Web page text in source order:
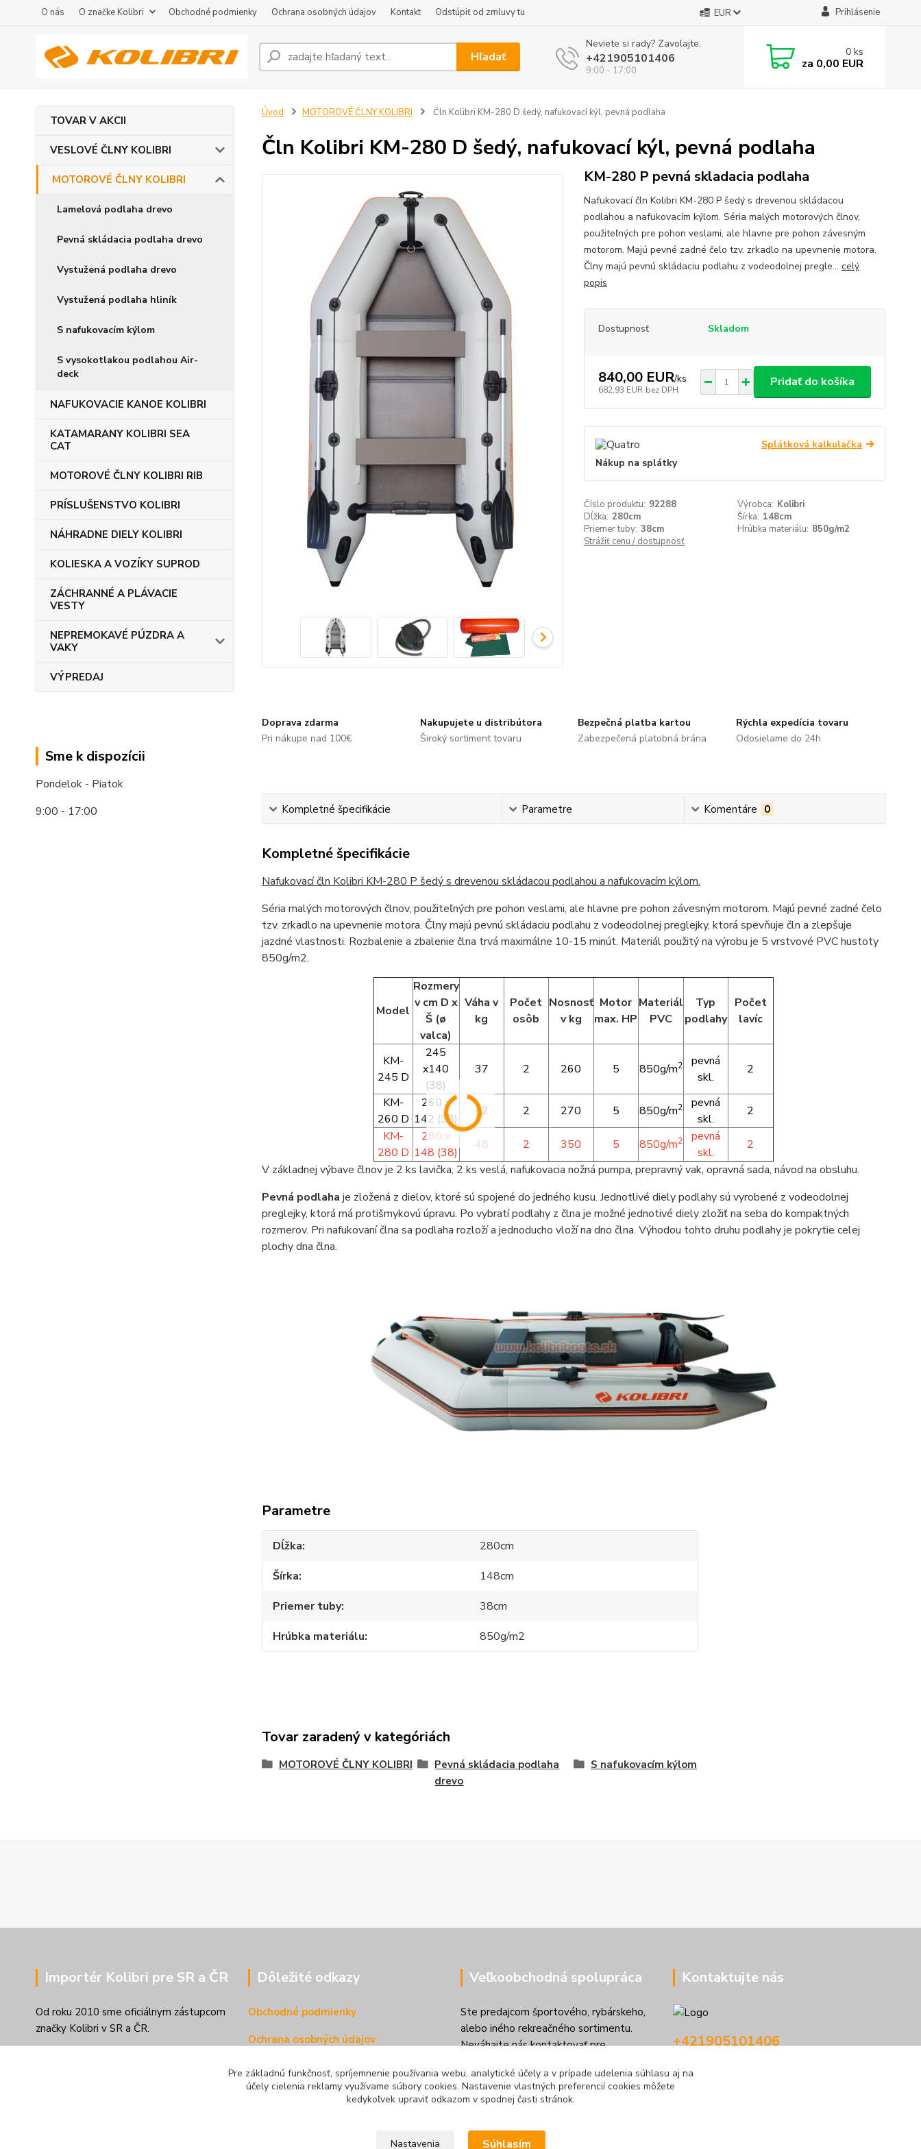
O nás O značke Kolibri Obchodné podmienky Ochrana osobných údajov Kontakt Odstúpiť od zmluvy tu EUR Prihlásenie
Hľadať
Neviete si rady? Zavolajte.
+421905101406
9:00 - 17:00
0 ks
za 0,00 EUR
TOVAR V AKCII
VESLOVÉ ČLNY KOLIBRI
MOTOROVÉ ČLNY KOLIBRI
Lamelová podlaha drevo
Pevná skládacia podlaha drevo
Vystužená podlaha drevo
Vystužená podlaha hliník
S nafukovacím kýlom
S vysokotlakou podlahou Air-
deck
NAFUKOVACIE KANOE KOLIBRI
KATAMARANY KOLIBRI SEA
CAT
MOTOROVÉ ČLNY KOLIBRI RIB
PRÍSLUŠENSTVO KOLIBRI
NÁHRADNE DIELY KOLIBRI
KOLIESKA A VOZÍKY SUPROD
ZÁCHRANNÉ A PLÁVACIE
VESTY
NEPREMOKAVÉ PÚZDRA A
VAKY
VÝPREDAJ
Sme k dispozícii
Pondelok - Piatok
9:00 - 17:00
Úvod MOTOROVÉ ČLNY KOLIBRI Čln Kolibri KM-280 D šedý, nafukovací kýl, pevná podlaha
Čln Kolibri KM-280 D šedý, nafukovací kýl, pevná podlaha
KM-280 P pevná skladacia podlaha
Nafukovací čln Kolibri KM-280 P šedý s drevenou skládacou
podlahou a nafukovacím kýlom. Séria malých motorových člnov,
použiteľných pre pohon veslami, ale hlavne pre pohon závesným
motorom. Majú pevné zadné čelo tzv. zrkadlo na upevnenie motora.
Člny majú pevnú skládaciu podlahu z vodeodolnej pregle... celý
popis
Dostupnosť Skladom
840,00 EUR/ks
682,93 EUR bez DPH
Pridať do košíka
Splátková kalkulačka
Nákup na splátky
Číslo produktu: 92288 Výrobca: Kolibri
Dĺžka: 280cm Šírka: 148cm
Priemer tuby: 38cm Hrúbka materiálu: 850g/m2
Strážiť cenu / dostupnosť
Doprava zdarma
Pri nákupe nad 100€
Nakupujete u distribútora
Široký sortiment tovaru
Bezpečná platba kartou
Zabezpečená platobná brána
Rýchla expedícia tovaru
Odosielame do 24h
Kompletné špecifikácie Parametre Komentáre 0
Kompletné špecifikácie
Nafukovací čln Kolibri KM-280 P šedý s drevenou skládacou podlahou a nafukovacím kýlom.
Séria malých motorových člnov, použiteľných pre pohon veslami, ale hlavne pre pohon závesným motorom. Majú pevné zadné čelo
tzv. zrkadlo na upevnenie motora. Člny majú pevnú skládaciu podlahu z vodeodolnej preglejky, ktorá spevňuje čln a zlepšuje
jazdné vlastnosti. Rozbalenie a zbalenie člna trvá maximálne 10-15 minút. Materiál použitý na výrobu je 5 vrstvové PVC hustoty
850g/m2.
Model
Rozmery
v cm D x
Š (ø
valca)
Váha v
kg
Počet
osôb
Nosnosť
v kg
Motor
max. HP
Materiál
PVC
Typ
podlahy
Počet
lavíc
KM-
245 D
245
x140
(38)
37 2 260 5 850g/m2
pevná
skl.
2
KM-
260 D
260 x
142 (38)
42 2 270 5 850g/m2
pevná
skl.
2
KM-
280 D
280 x
148 (38)
48 2 350 5 850g/m2
pevná
skl.
2
V základnej výbave člnov je 2 ks lavička, 2 ks veslá, nafukovacia nožná pumpa, prepravný vak, opravná sada, návod na obsluhu.
Pevná podlaha je zložená z dielov, ktoré sú spojené do jedného kusu. Jednotlivé diely podlahy sú vyrobené z vodeodolnej
preglejky, ktorá má protišmykovú úpravu. Po vybratí podlahy z člna je možné jednotivé diely zložiť na seba do kompaktných
rozmerov. Pri nafukovaní člna sa podlaha rozloží a jednoducho vloží na dno člna. Výhodou tohto druhu podlahy je pokrytie celej
plochy dna člna.
Parametre
Dĺžka
280cm
Šírka
148cm
Priemer tuby
38cm
Hrúbka materiálu
850g/m2
Tovar zaradený v kategóriách
MOTOROVÉ ČLNY KOLIBRI
Pevná skládacia podlaha
drevo
S nafukovacím kýlom
Importér Kolibri pre SR a ČR
Od roku 2010 sme oficiálnym zástupcom
značky Kolibri v SR a ČR.
Dôležité odkazy
Obchodné podmienky
Ochrana osobných údajov
Odstúpiť od zmluvy tu
Veľkoobchodná spolupráca
Ste predajcom športového, rybárskeho,
alebo iného rekreačného sortimentu.
Neváhajte nás kontaktovať pre
Kontaktujte nás
+421905101406
Pre základnú funkčnosť, spríjemnenie používania webu, analytické účely a v prípade udelenia súhlasu aj na
účely cielenia reklamy využívame súbory cookies. Nastavenie vlastných preferencií cookies môžete
kedykoľvek upraviť odkazom v spodnej časti stránok.
Nastavenia Súhlasím